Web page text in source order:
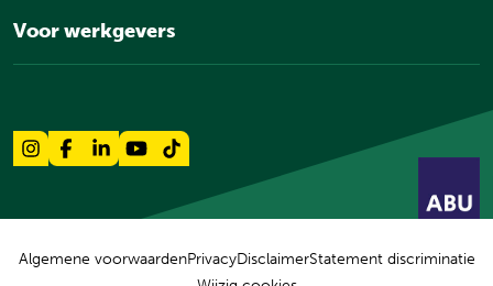
Voor werkgevers
Algemene voorwaardenPrivacyDisclaimerStatement discriminatie